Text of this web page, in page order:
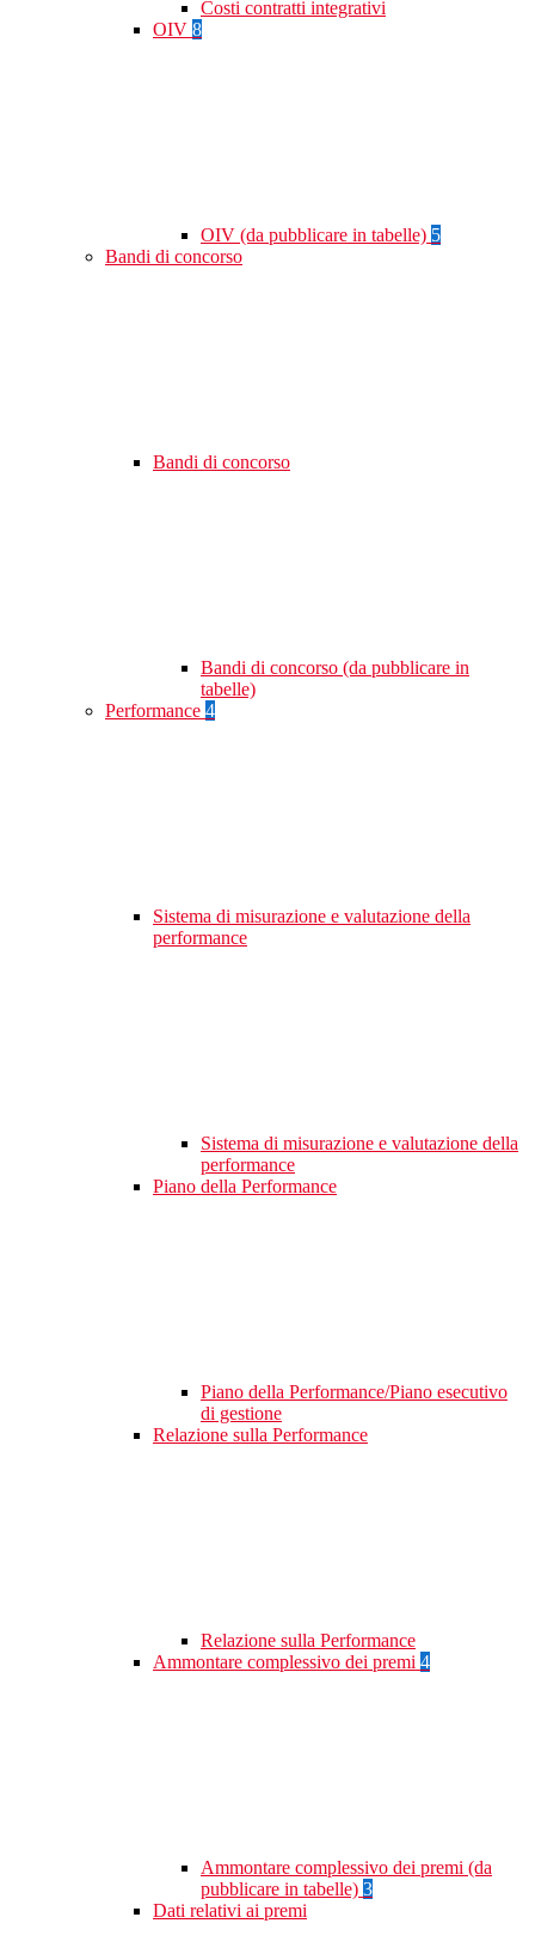
Costi contratti integrativi
OIV 8
OIV (da pubblicare in tabelle) 5
Bandi di concorso
Bandi di concorso
Bandi di concorso (da pubblicare in
tabelle)
Performance 4
Sistema di misurazione e valutazione della
performance
Sistema di misurazione e valutazione della
performance
Piano della Performance
Piano della Performance/Piano esecutivo
di gestione
Relazione sulla Performance
Relazione sulla Performance
Ammontare complessivo dei premi 4
Ammontare complessivo dei premi (da
pubblicare in tabelle) 3
Dati relativi ai premi